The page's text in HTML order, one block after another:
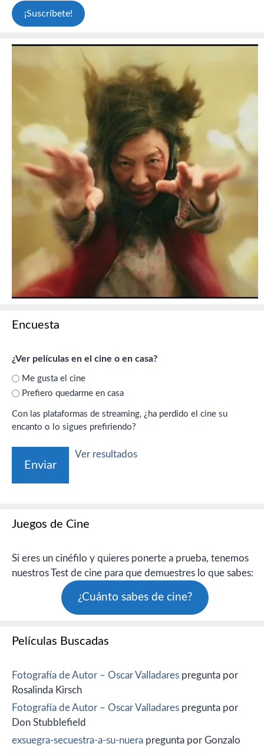
Encuesta
¿Ver películas en el cine o en casa?
Me gusta el cine
Prefiero quedarme en casa
Con las plataformas de streaming, ¿ha perdido el cine su
encanto o lo sigues prefiriendo?
Ver resultados
Juegos de Cine
Si eres un cinéfilo y quieres ponerte a prueba, tenemos
nuestros Test de cine para que demuestres lo que sabes:
¿Cuánto sabes de cine?
Películas Buscadas
Fotografía de Autor – Oscar Valladares pregunta por
Rosalinda Kirsch
Fotografía de Autor – Oscar Valladares pregunta por
Don Stubblefield
exsuegra-secuestra-a-su-nuera pregunta por Gonzalo